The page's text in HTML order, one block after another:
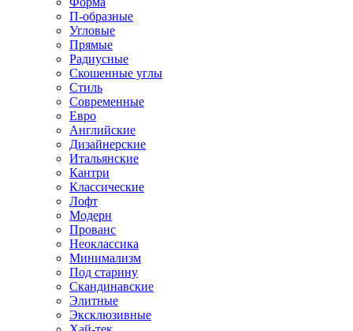
П-образные
Угловые
Прямые
Радиусные
Скошенные углы
Стиль
Современные
Евро
Английские
Дизайнерские
Итальянские
Кантри
Классические
Лофт
Модерн
Прованс
Неоклассика
Минимализм
Под старину
Скандинавские
Элитные
Эксклюзивные